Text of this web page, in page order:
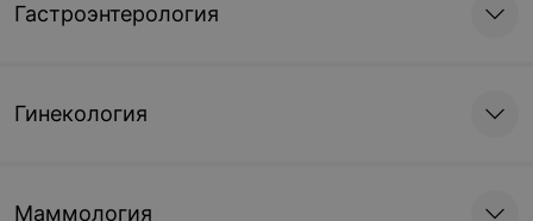
Гастроэнтерология
Гинекология
Маммология